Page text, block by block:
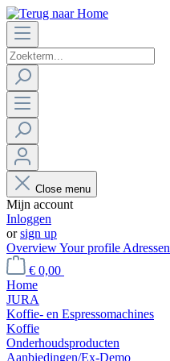
Close menu
Mijn account
Inloggen
orsign up
OverviewYour profile Adressen
€ 0,00
Home
JURA
Koffie- en Espressomachines
Koffie
Onderhoudsproducten
Aanbiedingen/Ex-Demo